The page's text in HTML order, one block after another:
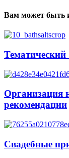
Вам может быть
Организация
рекомендации
Свадебные